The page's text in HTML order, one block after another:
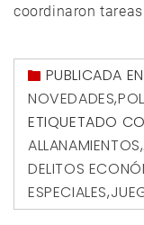
coordinaron
PUBLICADA EN
NOVEDADES,
ETIQUETADO
ALLANAMIENTOS,
DELITOS
ESPECIALES,